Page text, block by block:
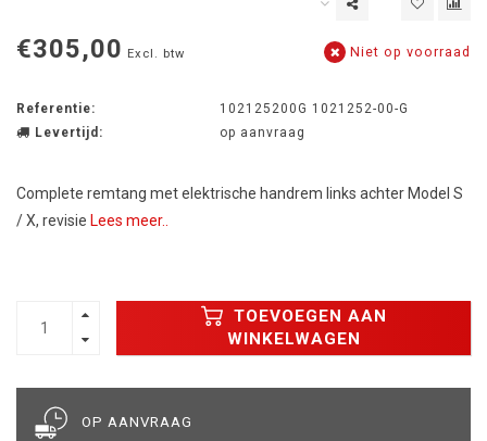
€305,00 Excl. btw Niet op voorraad
Referentie:
102125200G 1021252-00-G
Levertijd:
op aanvraag
Complete remtang met elektrische handrem links achter Model S
/ X, revisie Lees meer..
TOEVOEGEN AAN
WINKELWAGEN
OP AANVRAAG